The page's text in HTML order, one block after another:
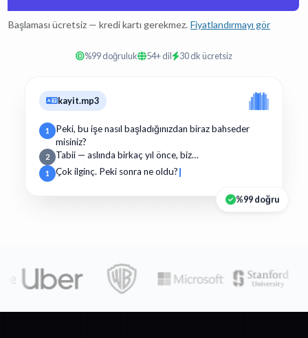
Başlaması ücretsiz — kredi kartı gerekmez. Fiyatlandırmayı gör
%99 doğruluk 54+ dil 30 dk ücretsiz
kayit.mp3
1
Peki, bu işe nasıl başladığınızdan biraz bahseder
misiniz?
2 Tabii — aslında birkaç yıl önce, biz…
1 Çok ilginç. Peki sonra ne oldu?
%99 doğru